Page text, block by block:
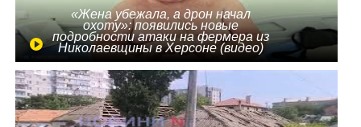
«Жена убежала, а дрон начал
охоту»: появились новые
подробности атаки на фермера из
Николаевщины в Херсоне (видео)